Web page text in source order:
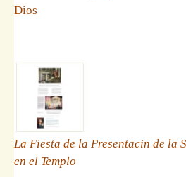
Dios
La Fiesta de la Presentacin de la
en el Templo